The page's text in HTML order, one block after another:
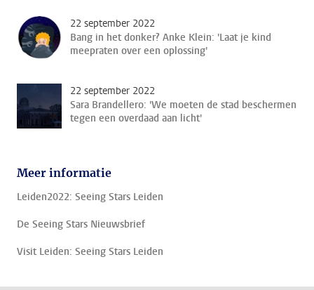
22 september 2022
Bang in het donker? Anke Klein: 'Laat je kind
meepraten over een oplossing'
22 september 2022
Sara Brandellero: 'We moeten de stad beschermen
tegen een overdaad aan licht'
Meer informatie
Leiden2022: Seeing Stars Leiden
De Seeing Stars Nieuwsbrief
Visit Leiden: Seeing Stars Leiden